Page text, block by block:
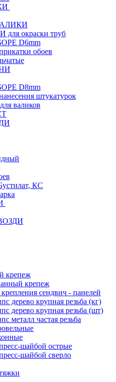
окраски труб
D6mm
обоев
D8mm
штукатурок
валиков
КС
крепеж
крепеж
сендвич - панелей
дерево крупная резьба (кг)
дерево крупная резьба (шт)
металл частая резьба
шайбой острые
шайбой сверло